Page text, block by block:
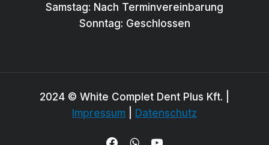
Samstag: Nach Terminvereinbarung
Sonntag: Geschlossen
2024 © White Complet Dent Plus Kft. |
Impressum
Datenschutz